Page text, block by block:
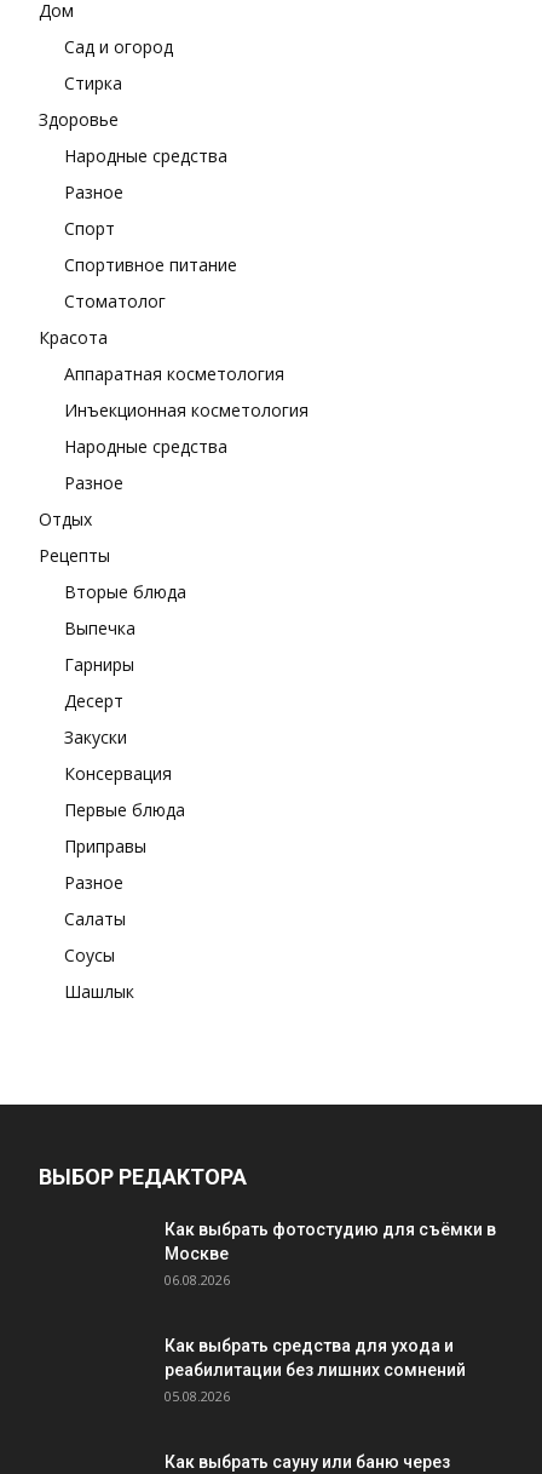
Дом
Сад и огород
Стирка
Здоровье
Народные средства
Разное
Спорт
Спортивное питание
Стоматолог
Красота
Аппаратная косметология
Инъекционная косметология
Народные средства
Разное
Отдых
Рецепты
Вторые блюда
Выпечка
Гарниры
Десерт
Закуски
Консервация
Первые блюда
Приправы
Разное
Салаты
Соусы
Шашлык
ВЫБОР РЕДАКТОРА
Как выбрать фотостудию для съёмки в
Москве
06.08.2026
Как выбрать средства для ухода и
реабилитации без лишних сомнений
05.08.2026
Как выбрать сауну или баню через